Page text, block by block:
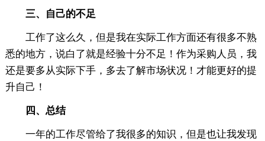
三、自己的不足
工作了这么久，但是我在实际工作方面还有很多不熟
悉的地方，说白了就是经验十分不足！作为采购人员，我
还是要多从实际下手，多去了解市场状况！才能更好的提
升自己！
四、总结
一年的工作尽管给了我很多的知识，但是也让我发现